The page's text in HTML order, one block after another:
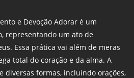
e Devoção Adorar é um
representando um ato de
Essa prática vai além de meras
total do coração e da alma. A
diversas formas, incluindo orações,